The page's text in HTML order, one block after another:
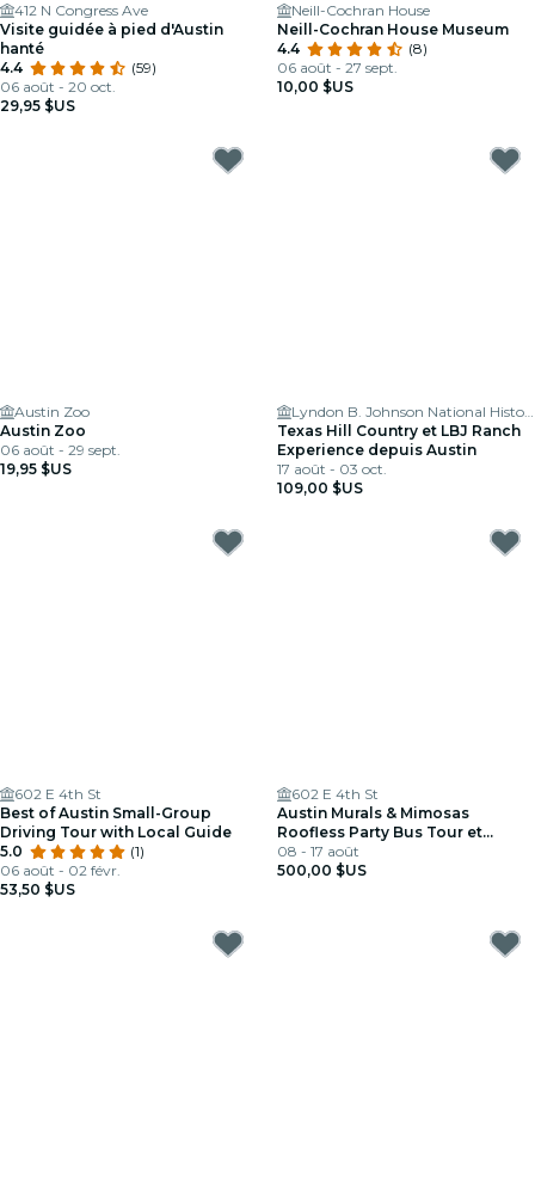
412 N Congress Ave
Visite guidée à pied d'Austin
hanté
4.4
(59)
06 août - 20 oct.
29,95 $US
Neill-Cochran House
Neill-Cochran House Museum
4.4
(8)
06 août - 27 sept.
10,00 $US
Austin Zoo
Austin Zoo
06 août - 29 sept.
19,95 $US
Lyndon B. Johnson National Historical Park
Texas Hill Country et LBJ Ranch
Experience depuis Austin
17 août - 03 oct.
109,00 $US
602 E 4th St
Best of Austin Small-Group
Driving Tour with Local Guide
5.0
(1)
06 août - 02 févr.
53,50 $US
602 E 4th St
Austin Murals & Mimosas
Roofless Party Bus Tour et
Photoshoot
08 - 17 août
500,00 $US